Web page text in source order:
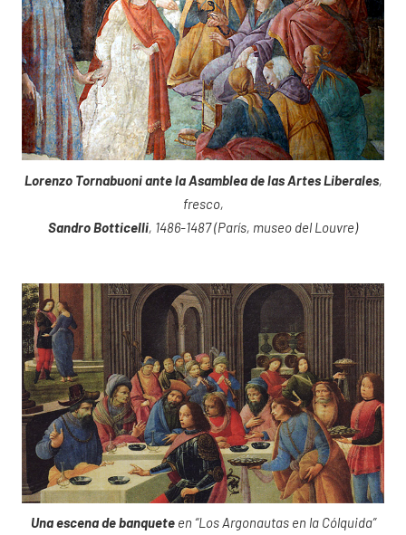
Lorenzo Tornabuoni ante la Asamblea de las Artes Liberales,
fresco,
Sandro Botticelli, 1486-1487 (París, museo del Louvre)
Una escena de banqueteen “Los Argonautas en la Cólquida”